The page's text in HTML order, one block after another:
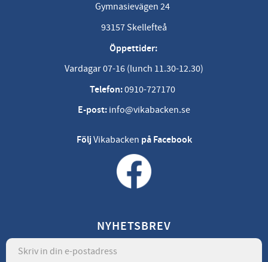
Gymnasievägen 24
93157 Skellefteå
Öppettider:
Vardagar 07-16 (lunch 11.30-12.30)
Telefon:0910-727170
E-post: info@vikabacken.se
FöljVikabacken på Facebook
NYHETSBREV